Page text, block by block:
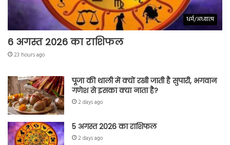
धर्म/अध्यात्म
6 अगस्त 2026 का राशिफल
23 hours ago
पूजा की थाली में क्यों रखी जाती है सुपारी, भगवान
गणेश से इसका क्या नाता है?
2 days ago
5 अगस्त 2026 का राशिफल
2 days ago